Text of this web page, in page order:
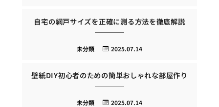
自宅の網戸サイズを正確に測る方法を徹底解説
2025.07.14
未分類
壁紙DIY初心者のための簡単おしゃれな部屋作り
2025.07.14
未分類